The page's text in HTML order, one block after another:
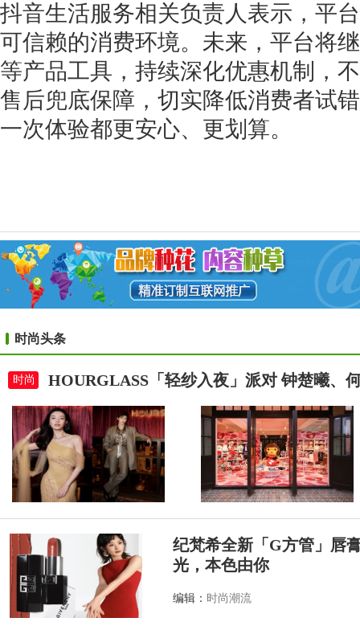
抖音生活服务相关负责人表示，平
可信赖的消费环境。未来，平台将
等产品工具，持续深化优惠机制，
售后兜底保障，切实降低消费者试
一次体验都更安心、更划算。
时尚头条
时尚 HOURGLASS「轻纱入夜」派对 钟楚曦、
纪梵希全新「G方管」唇
光，本色由你
编辑： 时尚潮流